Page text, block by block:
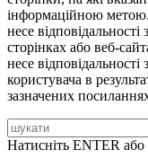
інформаційною
несе
сторінках або веб-
несе
користувача в
зазначених
Натисніть ENTER або